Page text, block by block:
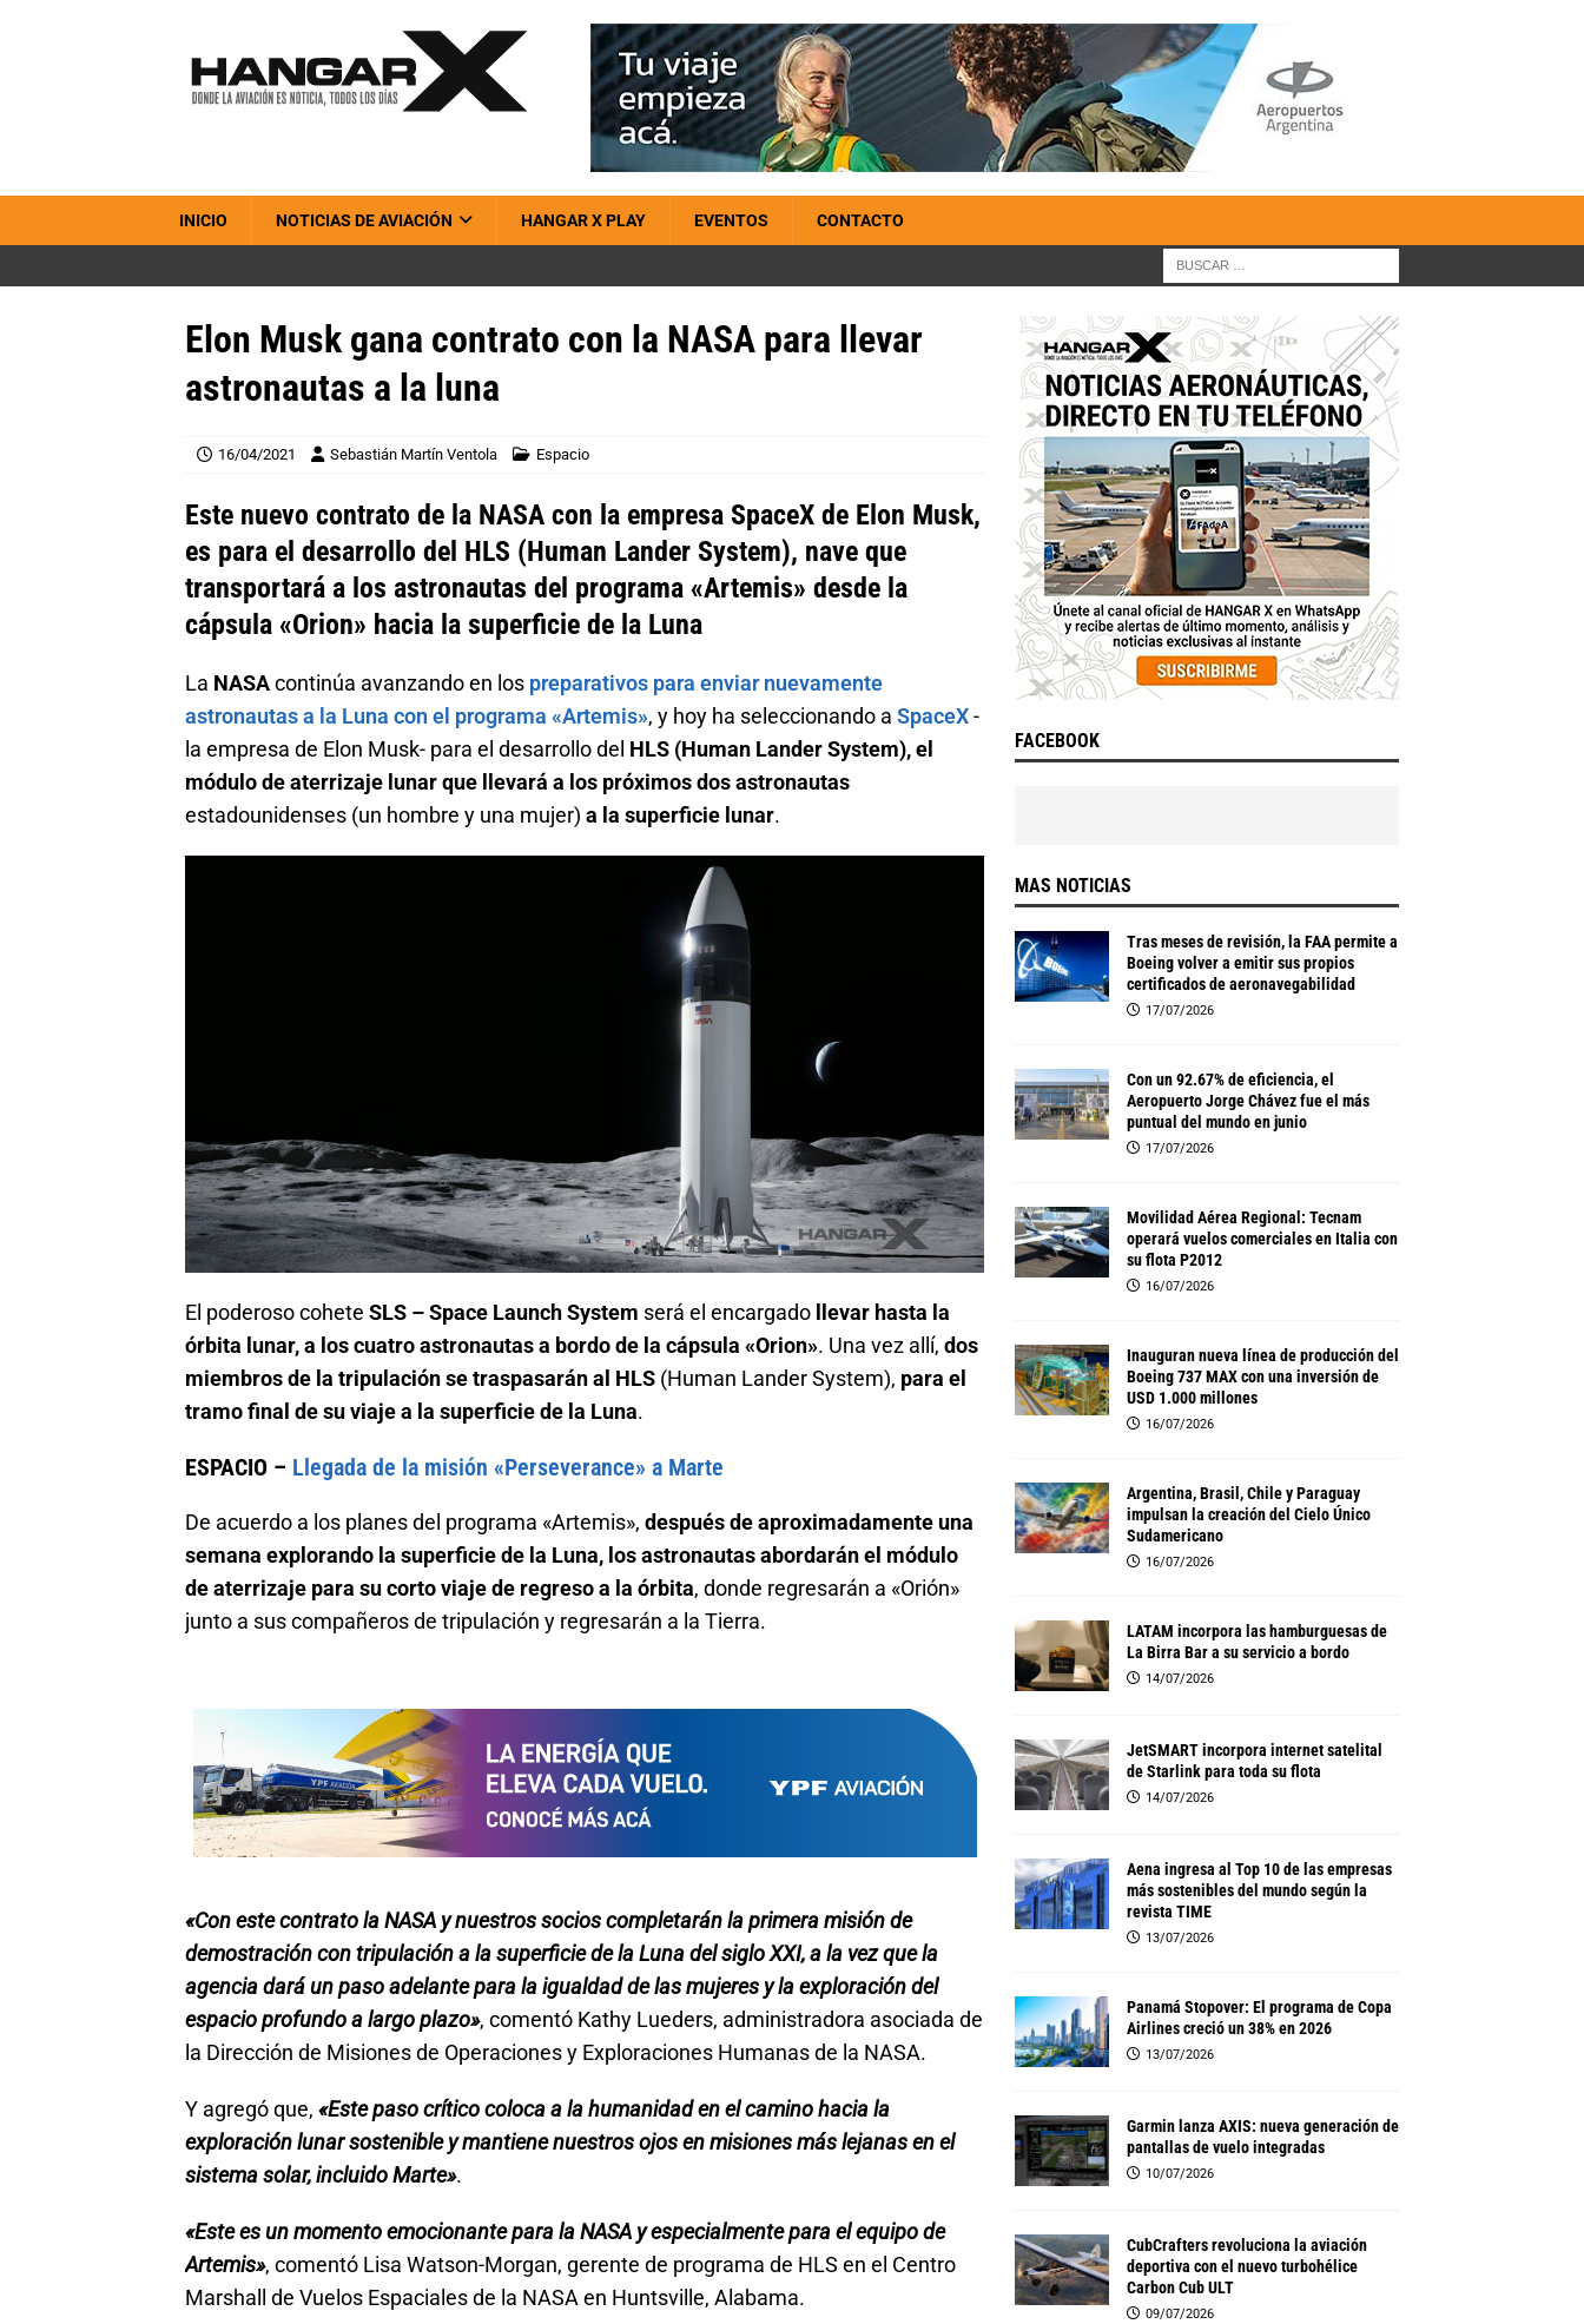
INICIO NOTICIAS DE AVIACIÓN HANGAR X PLAY EVENTOS CONTACTO
Elon Musk gana contrato con la NASA para llevar
astronautas a la luna
16/04/2021 Sebastián Martín Ventola Espacio
Este nuevo contrato de la NASA con la empresa SpaceX de Elon Musk,
es para el desarrollo del HLS (Human Lander System), nave que
transportará a los astronautas del programa «Artemis» desde la
cápsula «Orion» hacia la superficie de la Luna
La NASAcontinúa avanzando en los preparativos para enviar nuevamente
astronautas a la Luna con el programa «Artemis», y hoy ha seleccionando a SpaceX-
la empresa de Elon Musk- para el desarrollo del HLS (Human Lander System), el
módulo de aterrizaje lunar que llevará a los próximos dos astronautas
estadounidenses (un hombre y una mujer) a la superficie lunar.
El poderoso cohete SLS – Space Launch System será el encargado
llevar hasta la
órbita lunar, a los cuatro astronautas a bordo de la cápsula «Orion». Una vez allí, dos
miembros de la tripulación se traspasarán al HLS (Human Lander System), para el
tramo final de su viaje a la superficie de la Luna.
ESPACIO – Llegada de la misión «Perseverance» a Marte
De acuerdo a los planes del programa «Artemis», después de aproximadamente una
semana explorando la superficie de la Luna, los astronautas abordarán el módulo
de aterrizaje para su corto viaje de regreso a la órbita, donde regresarán a «Orión»
junto a sus compañeros de tripulación y regresarán a la Tierra.
«Con este contrato la NASA y nuestros socios completarán la primera misión de
demostración con tripulación a la superficie de la Luna del siglo XXI, a la vez que la
agencia dará un paso adelante para la igualdad de las mujeres y la exploración del
espacio profundo a largo plazo», comentó Kathy Lueders, administradora asociada de
la Dirección de Misiones de Operaciones y Exploraciones Humanas de la NASA.
Y agregó que, «Este paso crítico coloca a la humanidad en el camino hacia la
exploración lunar sostenible y mantiene nuestros ojos en misiones más lejanas en el
sistema solar, incluido Marte».
«Este es un momento emocionante para la NASA y especialmente para el equipo de
Artemis», comentó Lisa Watson-Morgan, gerente de programa de HLS en el Centro
Marshall de Vuelos Espaciales de la NASA en Huntsville, Alabama.
FACEBOOK
MAS NOTICIAS
Tras meses de revisión, la FAA permite a
Boeing volver a emitir sus propios
certificados de aeronavegabilidad
17/07/2026
Con un 92.67% de eficiencia, el
Aeropuerto Jorge Chávez fue el más
puntual del mundo en junio
17/07/2026
Movilidad Aérea Regional: Tecnam
operará vuelos comerciales en Italia con
su flota P2012
16/07/2026
Inauguran nueva línea de producción del
Boeing 737 MAX con una inversión de
USD 1.000 millones
16/07/2026
Argentina, Brasil, Chile y Paraguay
impulsan la creación del Cielo Único
Sudamericano
16/07/2026
LATAM incorpora las hamburguesas de
La Birra Bar a su servicio a bordo
14/07/2026
JetSMART incorpora internet satelital
de Starlink para toda su flota
14/07/2026
Aena ingresa al Top 10 de las empresas
más sostenibles del mundo según la
revista TIME
13/07/2026
Panamá Stopover: El programa de Copa
Airlines creció un 38% en 2026
13/07/2026
Garmin lanza AXIS: nueva generación de
pantallas de vuelo integradas
10/07/2026
CubCrafters revoluciona la aviación
deportiva con el nuevo turbohélice
Carbon Cub ULT
09/07/2026